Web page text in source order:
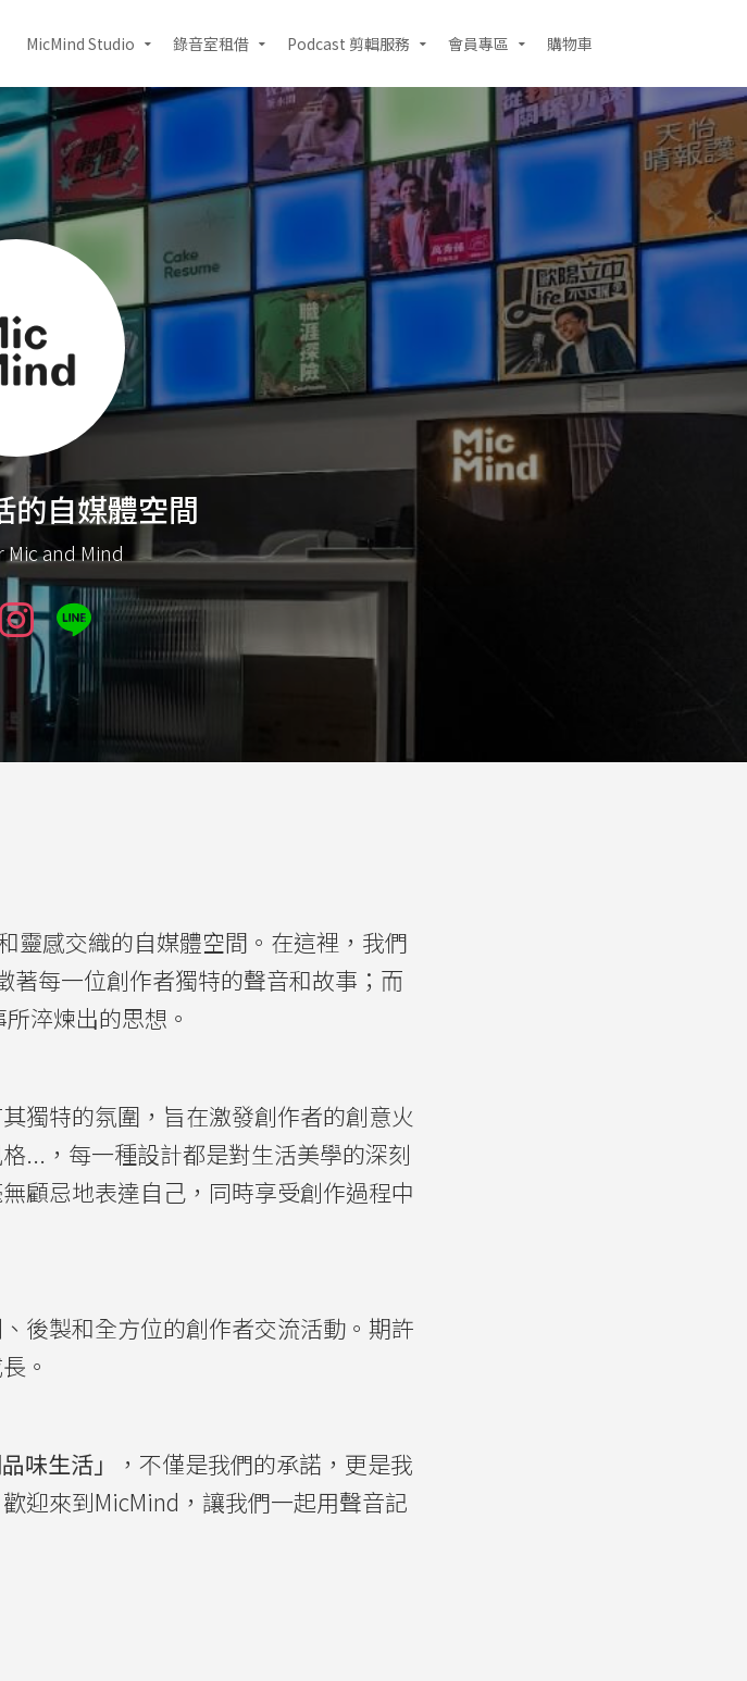
MicMind Studio 錄音室租借 Podcast 剪輯服務 會員專區 購物車
的自媒體空間
and Mind
靈感交織的自媒體空間。在這裡，我們
每一位創作者獨特的聲音和故事；而
淬煉出的思想。
獨特的氛圍，旨在激發創作者的創意火
...，每一種設計都是對生活美學的深刻
顧忌地表達自己，同時享受創作過程中
後製和全方位的創作者交流活動。期許
。
味生活」
，不僅是我們的承諾，更是我
迎來到MicMind，讓我們一起用聲音記